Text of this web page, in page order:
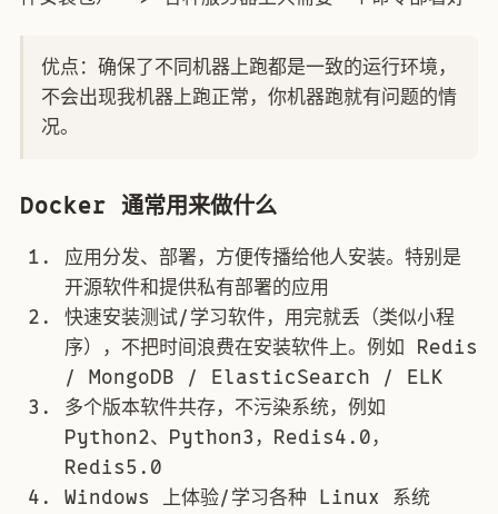
优点：确保了不同机器上跑都是一致的运行环境，
不会出现我机器上跑正常，你机器跑就有问题的情
况。
Docker 通常用来做什么
应用分发、部署，方便传播给他人安装。特别是
开源软件和提供私有部署的应用
快速安装测试/学习软件，用完就丢（类似小程
序），不把时间浪费在安装软件上。例如 Redis
/ MongoDB / ElasticSearch / ELK
多个版本软件共存，不污染系统，例如
Python2、Python3，Redis4.0，
Redis5.0
Windows 上体验/学习各种 Linux 系统